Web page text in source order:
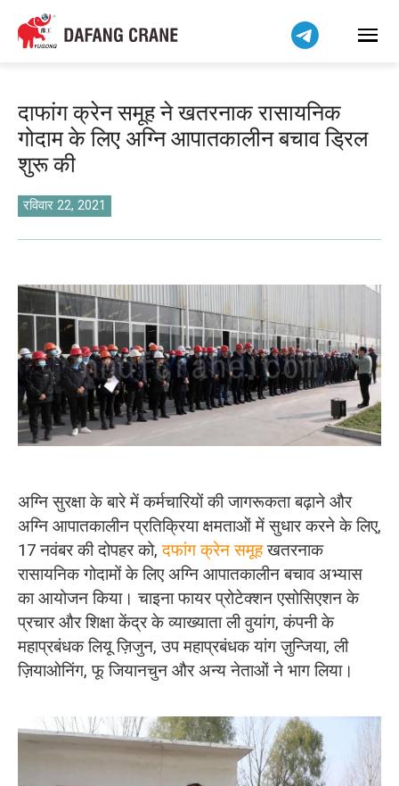
दाफांग क्रेन समूह ने खतरनाक रासायनिक
गोदाम के लिए अग्नि आपातकालीन बचाव ड्रिल
शुरू की
रविवार 22, 2021
अग्नि सुरक्षा के बारे में कर्मचारियों की जागरूकता बढ़ाने और
अग्नि आपातकालीन प्रतिक्रिया क्षमताओं में सुधार करने के लिए,
17 नवंबर की दोपहर को,दफांग क्रेन समूहखतरनाक
रासायनिक गोदामों के लिए अग्नि आपातकालीन बचाव अभ्यास
का आयोजन किया। चाइना फायर प्रोटेक्शन एसोसिएशन के
प्रचार और शिक्षा केंद्र के व्याख्याता ली वुयांग, कंपनी के
महाप्रबंधक लियू ज़िजुन, उप महाप्रबंधक यांग ज़ुन्जिया, ली
ज़ियाओनिंग, फू जियानचुन और अन्य नेताओं ने भाग लिया।
Bahasa Indonesia
Bahasa Melayu
বাংলা
فارسی
Pilipino
اردو
Українська
Беларуская мова
Kiswahili
Dansk
Norsk
O‘zbekcha